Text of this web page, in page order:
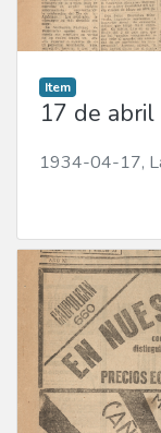
Item
17 de
1934-04-17,